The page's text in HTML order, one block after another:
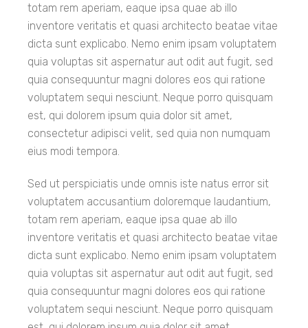
totam rem aperiam, eaque ipsa quae ab illo
inventore veritatis et quasi architecto beatae vitae
dicta sunt explicabo. Nemo enim ipsam voluptatem
quia voluptas sit aspernatur aut odit aut fugit, sed
quia consequuntur magni dolores eos qui ratione
voluptatem sequi nesciunt. Neque porro quisquam
est, qui dolorem ipsum quia dolor sit amet,
consectetur adipisci velit, sed quia non numquam
eius modi tempora.
Sed ut perspiciatis unde omnis iste natus error sit
voluptatem accusantium doloremque laudantium,
totam rem aperiam, eaque ipsa quae ab illo
inventore veritatis et quasi architecto beatae vitae
dicta sunt explicabo. Nemo enim ipsam voluptatem
quia voluptas sit aspernatur aut odit aut fugit, sed
quia consequuntur magni dolores eos qui ratione
voluptatem sequi nesciunt. Neque porro quisquam